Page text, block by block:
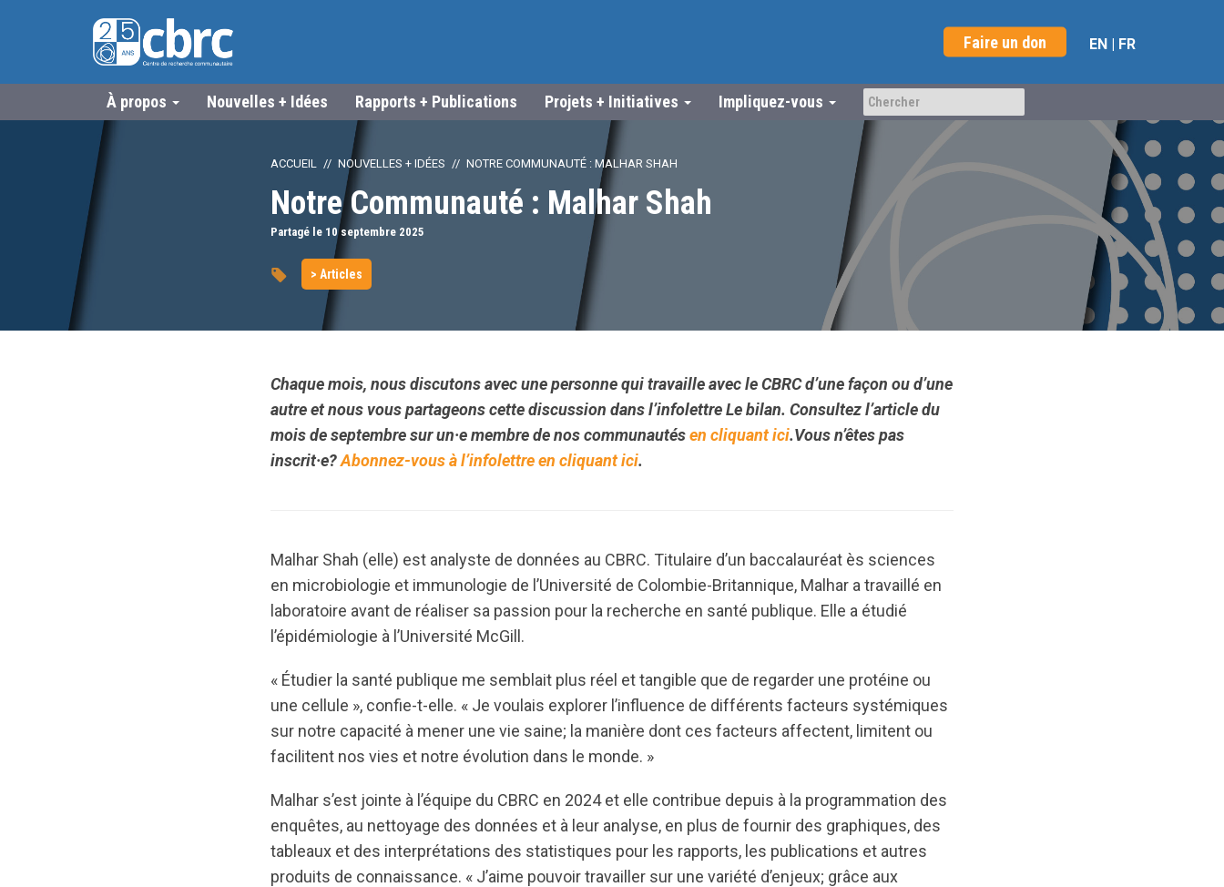
Faire un don EN | FR
À propos Nouvelles + Idées Rapports + Publications Projets + Initiatives Impliquez-vous
ACCUEIL NOUVELLES + IDÉES NOTRE COMMUNAUTÉ : MALHAR SHAH
Notre Communauté : Malhar Shah
Partagé le 10septembre 2025
> Articles
Chaque mois, nous discutons avec une personne qui travaille avec le CBRC d’une façon ou d’une
autre et nous vous partageons cette discussion dans l’infolettre Le bilan. Consultez l’article du
mois de septembre sur un·e membre de nos communautésen cliquant ici.Vous n’êtes pas
inscrit·e?Abonnez-vous à l’infolettre en cliquant ici.
Malhar Shah (elle) est analyste de données au CBRC. Titulaire d’un baccalauréat ès sciences
en microbiologie et immunologie de l’Université de Colombie-Britannique, Malhar a travaillé en
laboratoire avant de réaliser sa passion pour la recherche en santé publique. Elle a étudié
l’épidémiologie à l’Université McGill.
« Étudier la santé publique me semblait plus réel et tangible que de regarder une protéine ou
une cellule », confie-t-elle. « Je voulais explorer l’influence de différents facteurs systémiques
sur notre capacité à mener une vie saine; la manière dont ces facteurs affectent, limitent ou
facilitent nos vies et notre évolution dans le monde. »
Malhar s’est jointe à l’équipe du CBRC en 2024 et elle contribue depuis à la programmation des
enquêtes, au nettoyage des données et à leur analyse, en plus de fournir des graphiques, des
tableaux et des interprétations des statistiques pour les rapports, les publications et autres
produits de connaissance. « J’aime pouvoir travailler sur une variété d’enjeux; grâce aux